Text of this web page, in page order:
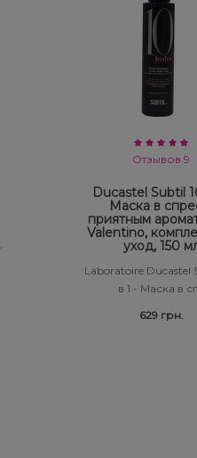
Отзывов 9
Ducastel Subtil
Маска в
приятным
Valentino,
уход, 150
Laboratoire Ducastel
в 1 - Маска в
629 грн.